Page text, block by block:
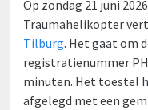
Op zondag 21 juni
Traumahelikopter
Tilburg. Het gaat om
registratienummer
minuten. Het toestel
afgelegd met een